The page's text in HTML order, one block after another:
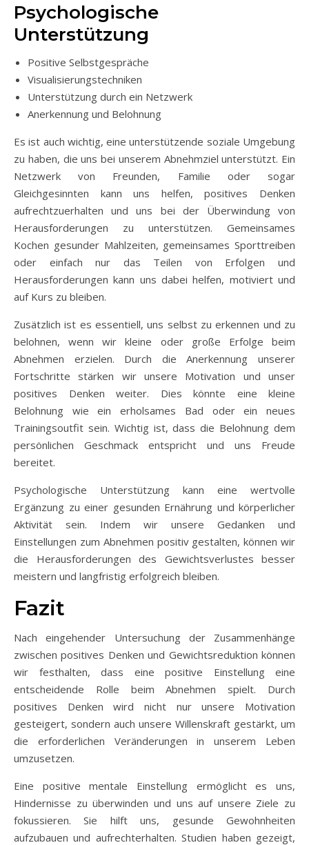
Psychologische
Unterstützung
Positive Selbstgespräche
Visualisierungstechniken
Unterstützung durch ein Netzwerk
Anerkennung und Belohnung
Es ist auch wichtig, eine unterstützende soziale Umgebung
zu haben, die uns bei unserem Abnehmziel unterstützt. Ein
Netzwerk von Freunden, Familie oder sogar
Gleichgesinnten kann uns helfen, positives Denken
aufrechtzuerhalten und uns bei der Überwindung von
Herausforderungen zu unterstützen. Gemeinsames
Kochen gesunder Mahlzeiten, gemeinsames Sporttreiben
oder einfach nur das Teilen von Erfolgen und
Herausforderungen kann uns dabei helfen, motiviert und
auf Kurs zu bleiben.
Zusätzlich ist es essentiell, uns selbst zu erkennen und zu
belohnen, wenn wir kleine oder große Erfolge beim
Abnehmen erzielen. Durch die Anerkennung unserer
Fortschritte stärken wir unsere Motivation und unser
positives Denken weiter. Dies könnte eine kleine
Belohnung wie ein erholsames Bad oder ein neues
Trainingsoutfit sein. Wichtig ist, dass die Belohnung dem
persönlichen Geschmack entspricht und uns Freude
bereitet.
Psychologische Unterstützung kann eine wertvolle
Ergänzung zu einer gesunden Ernährung und körperlicher
Aktivität sein. Indem wir unsere Gedanken und
Einstellungen zum Abnehmen positiv gestalten, können wir
die Herausforderungen des Gewichtsverlustes besser
meistern und langfristig erfolgreich bleiben.
Fazit
Nach eingehender Untersuchung der Zusammenhänge
zwischen positives Denken und Gewichtsreduktion können
wir festhalten, dass eine positive Einstellung eine
entscheidende Rolle beim Abnehmen spielt. Durch
positives Denken wird nicht nur unsere Motivation
gesteigert, sondern auch unsere Willenskraft gestärkt, um
die erforderlichen Veränderungen in unserem Leben
umzusetzen.
Eine positive mentale Einstellung ermöglicht es uns,
Hindernisse zu überwinden und uns auf unsere Ziele zu
fokussieren. Sie hilft uns, gesunde Gewohnheiten
aufzubauen und aufrechterhalten. Studien haben gezeigt,